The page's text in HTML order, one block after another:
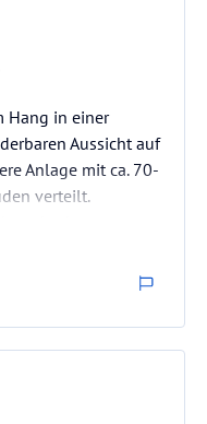
Hang in einer
Aussicht auf
Anlage mit ca. 70-
verteilt.
Atmosphäre!
Die Ausstattung
gekommen, zum